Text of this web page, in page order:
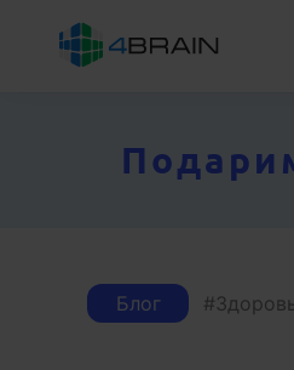
Блог